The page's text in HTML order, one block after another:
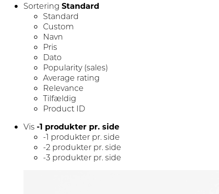
Sortering Standard
Standard
Custom
Navn
Pris
Dato
Popularity (sales)
Average rating
Relevance
Tilfældig
Product ID
Vis -1 produkter pr. side
-1 produkter pr. side
-2 produkter pr. side
-3 produkter pr. side